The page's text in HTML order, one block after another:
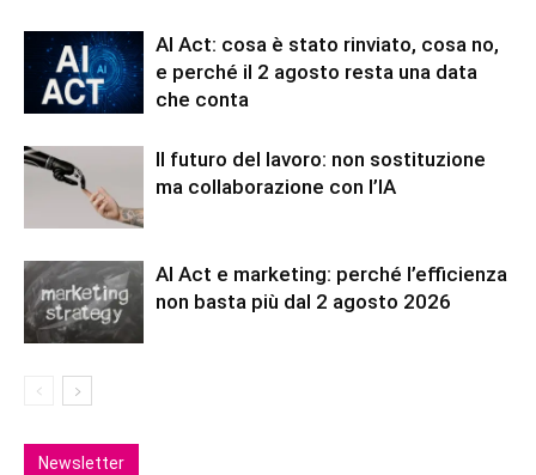
AI Act: cosa è stato rinviato, cosa no,
e perché il 2 agosto resta una data
che conta
Il futuro del lavoro: non sostituzione
ma collaborazione con l’IA
AI Act e marketing: perché l’efficienza
non basta più dal 2 agosto 2026
Newsletter